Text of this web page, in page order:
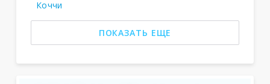
Коччи
ПОКАЗАТЬ ЕЩЕ